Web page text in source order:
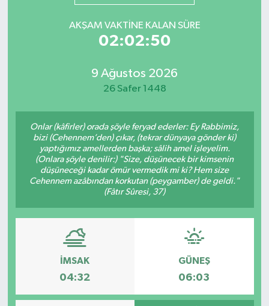
AKŞAM VAKTİNE KALAN SÜRE
02:02:50
9 Ağustos 2026
26 Safer 1448
Onlar (kâfirler) orada şöyle feryad ederler: Ey Rabbimiz,
bizi (Cehennem’den) çıkar, (tekrar dünyaya gönder ki)
yaptığımız amellerden başka; sâlih amel işleyelim.
(Onlara şöyle denilir:) "Size, düşünecek bir kimsenin
düşüneceği kadar ömür vermedik mi ki? Hem size
Cehennem azâbından korkutan (peygamber) de geldi."
(Fâtır Sûresi, 37)
İMSAK
04:32
GÜNEŞ
06:03